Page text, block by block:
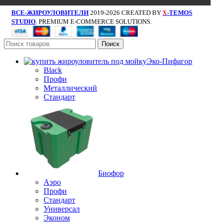
ВСЕ-ЖИРОУЛОВИТЕЛИ 2019-2026 CREATED BY X-TEMOS
STUDIO . PREMIUM E-COMMERCE SOLUTIONS.
Поиск
Эко-Пифагор
Black
Профи
Металлический
Стандарт
Биофор
Аэро
Профи
Стандарт
Универсал
Эконом